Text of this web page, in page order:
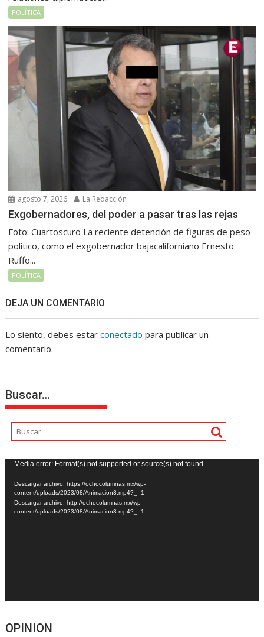
POLÍTICA
agosto 7, 2026 La Redacción
Exgobernadores, del poder a pasar tras las rejas
Foto: Cuartoscuro La reciente detención de figuras de peso
político, como el exgobernador bajacaliforniano Ernesto
Ruffo...
POLÍTICA
DEJA UN COMENTARIO
Lo siento, debes estarconectado para publicar un
comentario.
Buscar…
Reproductor
de
vídeo
Media error: Format(s) not supported or source(s) not found
Descargar archivo: https://ochocolumnas.mx/wp-
content/uploads/2023/08/Animacion3.mp4?_=1
Descargar archivo: http://ochocolumnas.mx/wp-
content/uploads/2023/08/Animacion3.mp4?_=1
OPINION